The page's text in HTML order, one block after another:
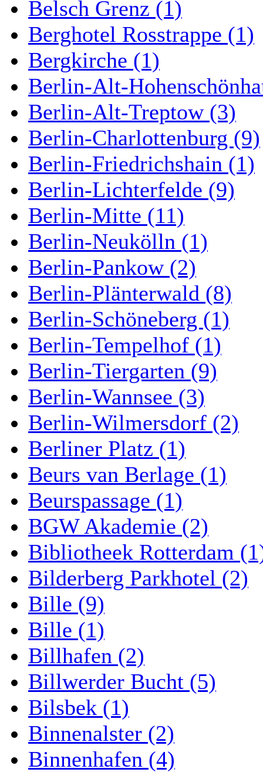
Belsch Grenz (1)
Berghotel Rosstrappe (1)
Bergkirche (1)
Berlin-Alt-
Berlin-Alt-Treptow (3)
Berlin-Charlottenburg (9)
Berlin-Friedrichshain (1)
Berlin-Lichterfelde (9)
Berlin-Mitte (11)
Berlin-Neukölln (1)
Berlin-Pankow (2)
Berlin-Plänterwald (8)
Berlin-Schöneberg (1)
Berlin-Tempelhof (1)
Berlin-Tiergarten (9)
Berlin-Wannsee (3)
Berlin-Wilmersdorf (2)
Berliner Platz (1)
Beurs van Berlage (1)
Beurspassage (1)
BGW Akademie (2)
Bibliotheek Rotterdam
Bilderberg Parkhotel (2)
Bille (9)
Bille (1)
Billhafen (2)
Billwerder Bucht (5)
Bilsbek (1)
Binnenalster (2)
Binnenhafen (4)